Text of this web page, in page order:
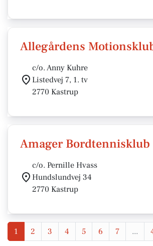
Allegårdens
c/o. Anny Kuhre
Listedvej 7, 1. tv
2770 Kastrup
Amager Bordtennisklub
c/o. Pernille Hvass
Hundslundvej 34
2770 Kastrup
1 2 3 4 5 6 7 ...